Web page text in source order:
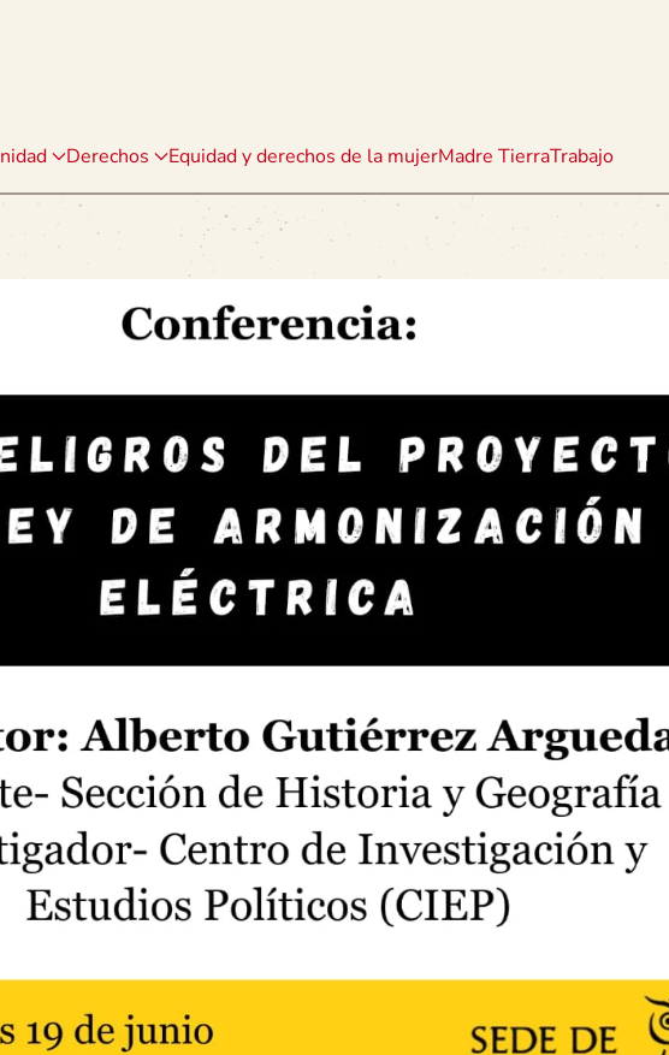
Derechos Equidad y derechos de la mujerMadre TierraTrabajo